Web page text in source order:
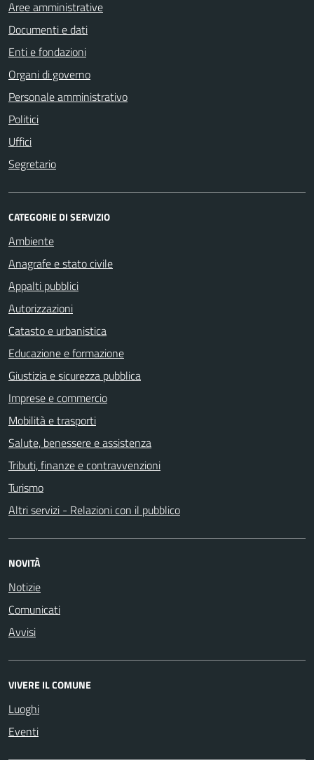
Aree amministrative
Documenti e dati
Enti e fondazioni
Organi di governo
Personale amministrativo
Politici
Uffici
Segretario
CATEGORIE DI SERVIZIO
Ambiente
Anagrafe e stato civile
Appalti pubblici
Autorizzazioni
Catasto e urbanistica
Educazione e formazione
Giustizia e sicurezza pubblica
Imprese e commercio
Mobilità e trasporti
Salute, benessere e assistenza
Tributi, finanze e contravvenzioni
Turismo
Altri servizi - Relazioni con il pubblico
NOVITÀ
Notizie
Comunicati
Avvisi
VIVERE IL COMUNE
Luoghi
Eventi